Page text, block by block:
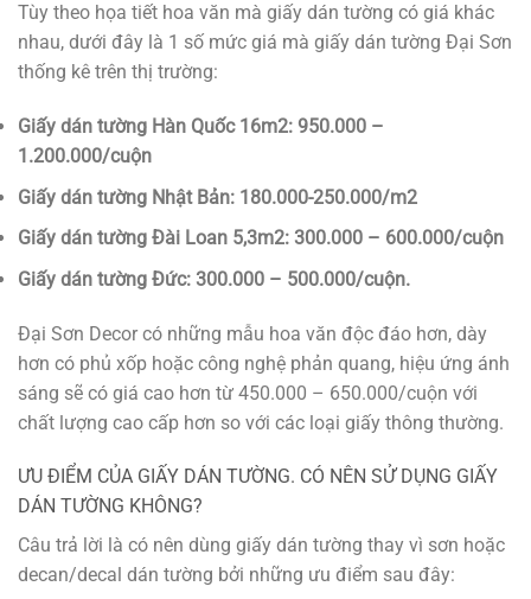
Tùy theo họa tiết hoa văn mà giấy dán tường có giá khác
nhau, dưới đây là 1 số mức giá mà giấy dán tường Đại Sơn
thống kê trên thị trường:
Giấy dán tường Hàn Quốc 16m2: 950.000 –
1.200.000/cuộn
Giấy dán tường Nhật Bản: 180.000-250.000/m2
Giấy dán tường Đài Loan 5,3m2: 300.000 – 600.000/cuộn
Giấy dán tường Đức: 300.000 – 500.000/cuộn.
Đại Sơn Decor có những mẫu hoa văn độc đáo hơn, dày
hơn có phủ xốp hoặc công nghệ phản quang, hiệu ứng ánh
sáng sẽ có giá cao hơn từ 450.000 – 650.000/cuộn với
chất lượng cao cấp hơn so với các loại giấy thông thường.
ƯU ĐIỂM CỦA GIẤY DÁN TƯỜNG. CÓ NÊN SỬ DỤNG GIẤY
DÁN TƯỜNG KHÔNG?
Câu trả lời là có nên dùng giấy dán tường thay vì sơn hoặc
decan/decal dán tường bởi những ưu điểm sau đây: